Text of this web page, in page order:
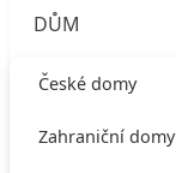
DŮM
České domy
Zahraniční domy